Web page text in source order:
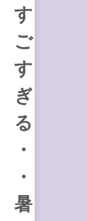
す
ご
す
ぎ
る
・
・
暑